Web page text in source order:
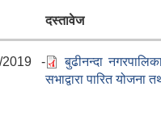
दस्तावेज
2019 -
बुढीनन्दा
सभाद्वारा पारित योजना